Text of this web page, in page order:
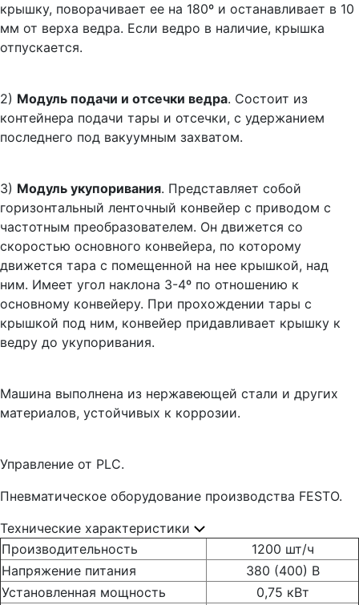
крышку, поворачивает ее на 180º и останавливает в 10
мм от верха ведра. Если ведро в наличие, крышка
отпускается.
2) Модуль подачи и отсечки ведра. Состоит из
контейнера подачи тары и отсечки, с удержанием
последнего под вакуумным захватом.
3) Модуль укупоривания. Представляет собой
горизонтальный ленточный конвейер с приводом с
частотным преобразователем. Он движется со
скоростью основного конвейера, по которому
движется тара с помещенной на нее крышкой, над
ним. Имеет угол наклона 3-4º по отношению к
основному конвейеру. При прохождении тары с
крышкой под ним, конвейер придавливает крышку к
ведру до укупоривания.
Машина выполнена из нержавеющей стали и других
материалов, устойчивых к коррозии.
Управление от PLC.
Пневматическое оборудование производства FESTO.
Технические характеристики
Производительность
1200 шт/ч
Напряжение питания
380 (400) В
Установленная мощность
0,75 кВт